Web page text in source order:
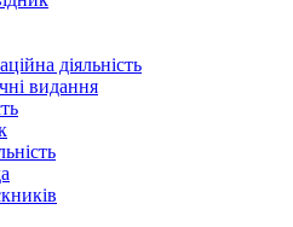
діяльність
видання